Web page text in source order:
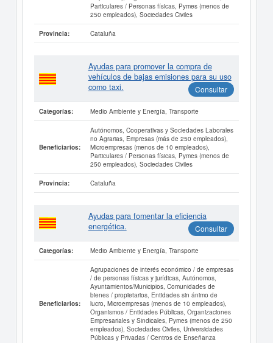
Particulares / Personas físicas, Pymes (menos de
250 empleados), Sociedades Civiles
Provincia: Cataluña
Ayudas para promover la compra de
vehículos de bajas emisiones para su uso
como taxi.
Consultar
Categorías: Medio Ambiente y Energía, Transporte
Beneficiarios:
Autónomos, Cooperativas y Sociedades Laborales
no Agrarias, Empresas (más de 250 empleados),
Microempresas (menos de 10 empleados),
Particulares / Personas físicas, Pymes (menos de
250 empleados), Sociedades Civiles
Provincia: Cataluña
Ayudas para fomentar la eficiencia
energética.
Consultar
Categorías: Medio Ambiente y Energía, Transporte
Beneficiarios:
Agrupaciones de interés económico / de empresas
/ de personas físicas y jurídicas, Autónomos,
Ayuntamientos/Municipios, Comunidades de
bienes / propietarios, Entidades sin ánimo de
lucro, Microempresas (menos de 10 empleados),
Organismos / Entidades Públicas, Organizaciones
Empresariales y Sindicales, Pymes (menos de 250
empleados), Sociedades Civiles, Universidades
Públicas y Privadas / Centros de Enseñanza